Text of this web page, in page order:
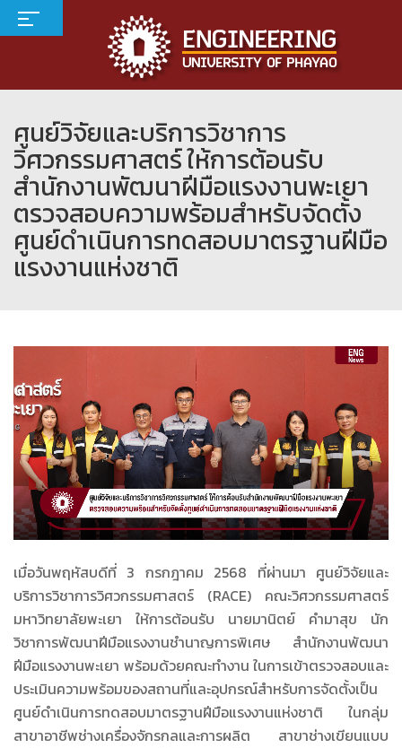
ศูนย์วิจัยและบริการวิชาการ
วิศวกรรมศาสตร์ ให้การต้อนรับ
สำนักงานพัฒนาฝีมือแรงงานพะเยา
ตรวจสอบความพร้อมสำหรับจัดตั้ง
ศูนย์ดำเนินการทดสอบมาตรฐานฝีมือ
แรงงานแห่งชาติ
เมื่อวันพฤหัสบดีที่ 3 กรกฎาคม 2568 ที่ผ่านมา ศูนย์วิจัยและ
บริการวิชาการวิศวกรรมศาสตร์ (RACE) คณะวิศวกรรมศาสตร์
มหาวิทยาลัยพะเยา ให้การต้อนรับ นายมานิตย์ คำมาสุข นัก
วิชาการพัฒนาฝีมือแรงงานชำนาญการพิเศษ สำนักงานพัฒนา
ฝีมือแรงงานพะเยา พร้อมด้วยคณะทำงาน ในการเข้าตรวจสอบและ
ประเมินความพร้อมของสถานที่และอุปกรณ์สำหรับการจัดตั้งเป็น
ศูนย์ดำเนินการทดสอบมาตรฐานฝีมือแรงงานแห่งชาติ ในกลุ่ม
สาขาอาชีพช่างเครื่องจักรกลและการผลิต สาขาช่างเขียนแบบ